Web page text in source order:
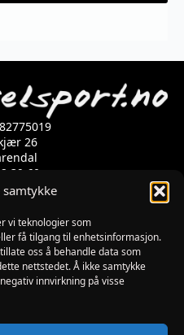
samtykke
vi teknologier som
få tilgang til enhetsinformasjon.
oss å behandle data som
nettstedet. Å ikke samtykke
innvirkning på visse
26
39 60
09:00-17:00
15:00
: 10:00-13:00